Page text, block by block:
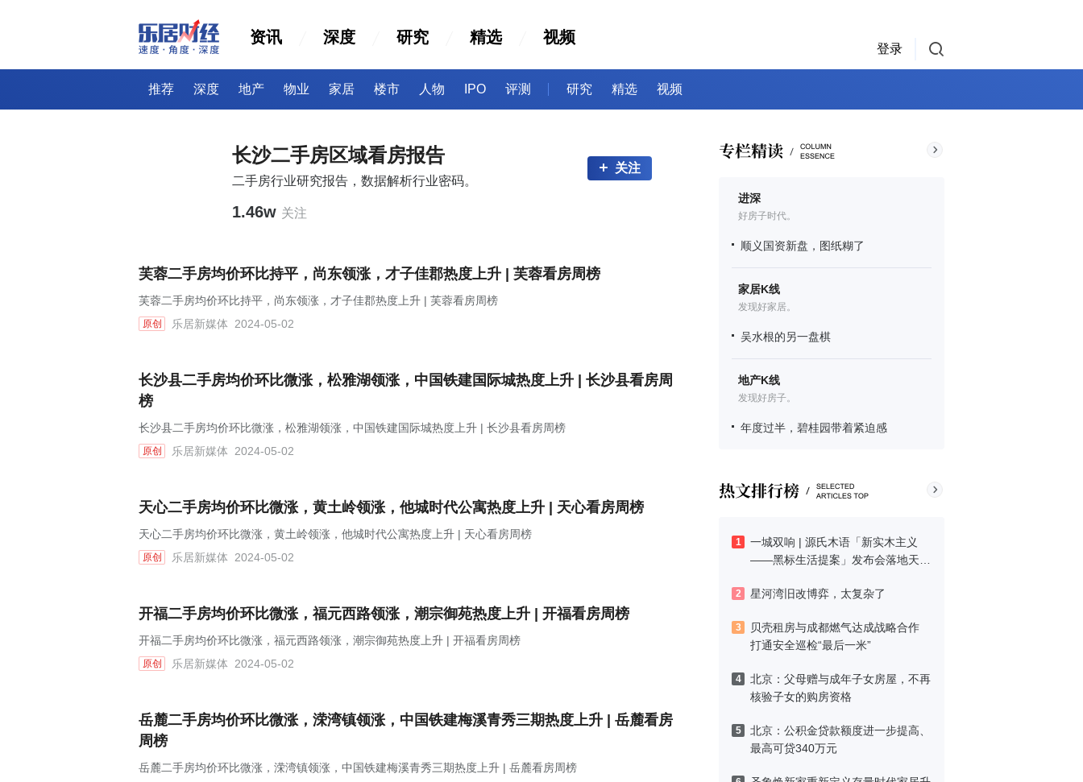
资讯 深度 研究 精选 视频
登录
推荐 深度 地产 物业 家居 楼市 人物 IPO 评测 研究 精选 视频
进深
好房子时代。
顺义国资新盘，图纸糊了
家居K线
发现好家居。
吴水根的另一盘棋
地产K线
发现好房子。
年度过半，碧桂园带着紧迫感
1
一城双响 | 源氏木语「新实木主义
——黑标生活提案」发布会落地天
2 星河湾旧改博弈，太复杂了
3
贝壳租房与成都燃气达成战略合作
打通安全巡检“最后一米”
4
北京：父母赠与成年子女房屋，不再
核验子女的购房资格
5
北京：公积金贷款额度进一步提高、
最高可贷340万元
长沙二手房区域看房报告
二手房行业研究报告，数据解析行业密码。
1.46w 关注
关注
芙蓉二手房均价环比持平，尚东领涨，才子佳郡热度上升 | 芙蓉看房周榜
芙蓉二手房均价环比持平，尚东领涨，才子佳郡热度上升 | 芙蓉看房周榜
原创 乐居新媒体 2024-05-02
长沙县二手房均价环比微涨，松雅湖领涨，中国铁建国际城热度上升 | 长沙县看房周
榜
长沙县二手房均价环比微涨，松雅湖领涨，中国铁建国际城热度上升 | 长沙县看房周榜
原创 乐居新媒体 2024-05-02
天心二手房均价环比微涨，黄土岭领涨，他城时代公寓热度上升 | 天心看房周榜
天心二手房均价环比微涨，黄土岭领涨，他城时代公寓热度上升 | 天心看房周榜
原创 乐居新媒体 2024-05-02
开福二手房均价环比微涨，福元西路领涨，潮宗御苑热度上升 | 开福看房周榜
开福二手房均价环比微涨，福元西路领涨，潮宗御苑热度上升 | 开福看房周榜
原创 乐居新媒体 2024-05-02
岳麓二手房均价环比微涨，溁湾镇领涨，中国铁建梅溪青秀三期热度上升 | 岳麓看房
周榜
岳麓二手房均价环比微涨，溁湾镇领涨，中国铁建梅溪青秀三期热度上升 | 岳麓看房周榜